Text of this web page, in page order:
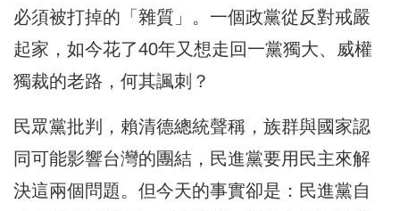
必須被打掉的「雜質」。一個政黨從反對戒嚴
起家，如今花了40年又想走回一黨獨大、威權
獨裁的老路，何其諷刺？
民眾黨批判，賴清德總統聲稱，族群與國家認
同可能影響台灣的團結，民進黨要用民主來解
決這兩個問題。但今天的事實卻是：民進黨自